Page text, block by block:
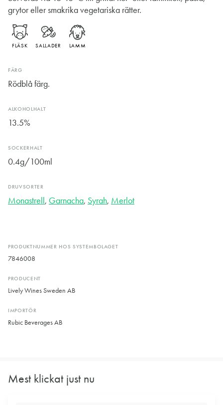
PRODUKTNUMMER HOS SYSTEMBOLAGET
7846008
PRODUCENT
Lively Wines Sweden AB
IMPORTÖR
Rubic Beverages AB
grytor eller smakrika vegetariska rätter.
FLÄSK SALLADER LAMM
FÄRG
Rödblå färg.
ALKOHOLHALT
13.5%
SOCKERHALT
0.4g/100ml
DRUVSORTER
Monastrell, Garnacha, Syrah, Merlot
Mest klickat just nu